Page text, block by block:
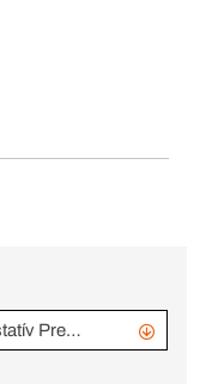
Smart LED reflektor, 50 W, 220 V a statív Premium